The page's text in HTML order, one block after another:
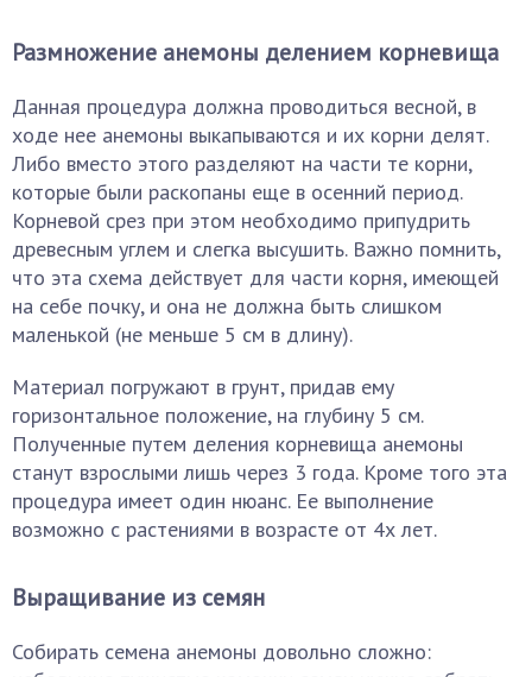
Размножение анемоны делением корневища
Данная процедура должна проводиться весной, в
ходе нее анемоны выкапываются и их корни делят.
Либо вместо этого разделяют на части те корни,
которые были раскопаны еще в осенний период.
Корневой срез при этом необходимо припудрить
древесным углем и слегка высушить. Важно помнить,
что эта схема действует для части корня, имеющей
на себе почку, и она не должна быть слишком
маленькой (не меньше 5 см в длину).
Материал погружают в грунт, придав ему
горизонтальное положение, на глубину 5 см.
Полученные путем деления корневища анемоны
станут взрослыми лишь через 3 года. Кроме того эта
процедура имеет один нюанс. Ее выполнение
возможно с растениями в возрасте от 4х лет.
Выращивание из семян
Собирать семена анемоны довольно сложно: